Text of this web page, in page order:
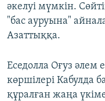
әкелуі мүмкін.
"бас ауруына"
Азаттыққа.
Еседолла Оғуз әлем
көршілері Кабулда
құралған жаңа